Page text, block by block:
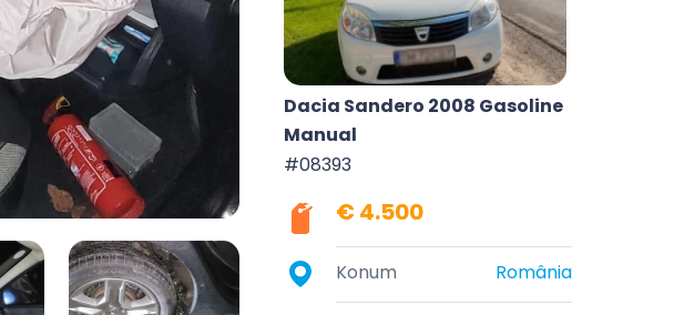
Dacia Sandero 2008 Gasoline
Manual
#08393
€ 4.500
Konum România